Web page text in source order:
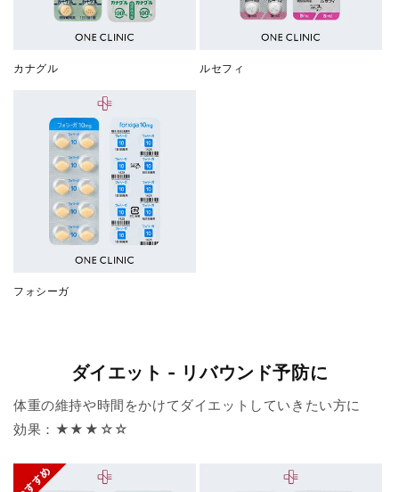
カナグル ルセフィ
フォシーガ
ダイエット - リバウンド予防に
体重の維持や時間をかけてダイエットしていきたい方に
効果：★★★☆☆